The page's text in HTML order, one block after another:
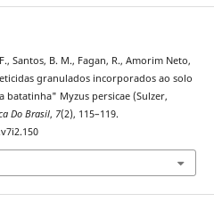
Santos, B. M., Fagan, R., Amorim Neto,
granulados incorporados ao solo
Myzus persicae (Sulzer,
Do Brasil, 7(2), 115–119.